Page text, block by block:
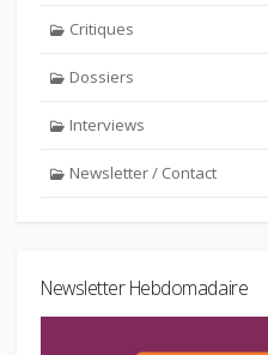
Critiques
Dossiers
Interviews
Newsletter / Contact
Newsletter Hebdomadaire